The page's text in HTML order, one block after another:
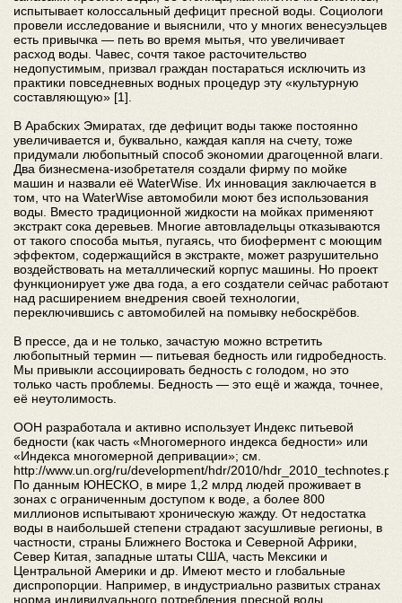
испытывает колоссальный дефицит пресной воды. Социологи
провели исследование и выяснили, что у многих венесуэльцев
есть привычка — петь во время мытья, что увеличивает
расход воды. Чавес, сочтя такое расточительство
недопустимым, призвал граждан постараться исключить из
практики повседневных водных процедур эту «культурную
составляющую» [1].
В Арабских Эмиратах, где дефицит воды также постоянно
увеличивается и, буквально, каждая капля на счету, тоже
придумали любопытный способ экономии драгоценной влаги.
Два бизнесмена-изобретателя создали фирму по мойке
машин и назвали её WaterWise. Их инновация заключается в
том, что на WaterWise автомобили моют без использования
воды. Вместо традиционной жидкости на мойках применяют
экстракт сока деревьев. Многие автовладельцы отказываются
от такого способа мытья, пугаясь, что биофермент с моющим
эффектом, содержащийся в экстракте, может разрушительно
воздействовать на металлический корпус машины. Но проект
функционирует уже два года, а его создатели сейчас работают
над расширением внедрения своей технологии,
переключившись с автомобилей на помывку небоскрёбов.
В прессе, да и не только, зачастую можно встретить
любопытный термин — питьевая бедность или гидробедность.
Мы привыкли ассоциировать бедность с голодом, но это
только часть проблемы. Бедность — это ещё и жажда, точнее,
её неутолимость.
ООН разработала и активно использует Индекс питьевой
бедности (как часть «Многомерного индекса бедности» или
«Индекса многомерной депривации»; см.
http://www.un.org/ru/development/hdr/2010/
По данным ЮНЕСКО, в мире 1,2 млрд людей проживает в
зонах с ограниченным доступом к воде, а более 800
миллионов испытывают хроническую жажду. От недостатка
воды в наибольшей степени страдают засушливые регионы, в
частности, страны Ближнего Востока и Северной Африки,
Север Китая, западные штаты США, часть Мексики и
Центральной Америки и др. Имеют место и глобальные
диспропорции. Например, в индустриально развитых странах
норма индивидуального потребления пресной воды